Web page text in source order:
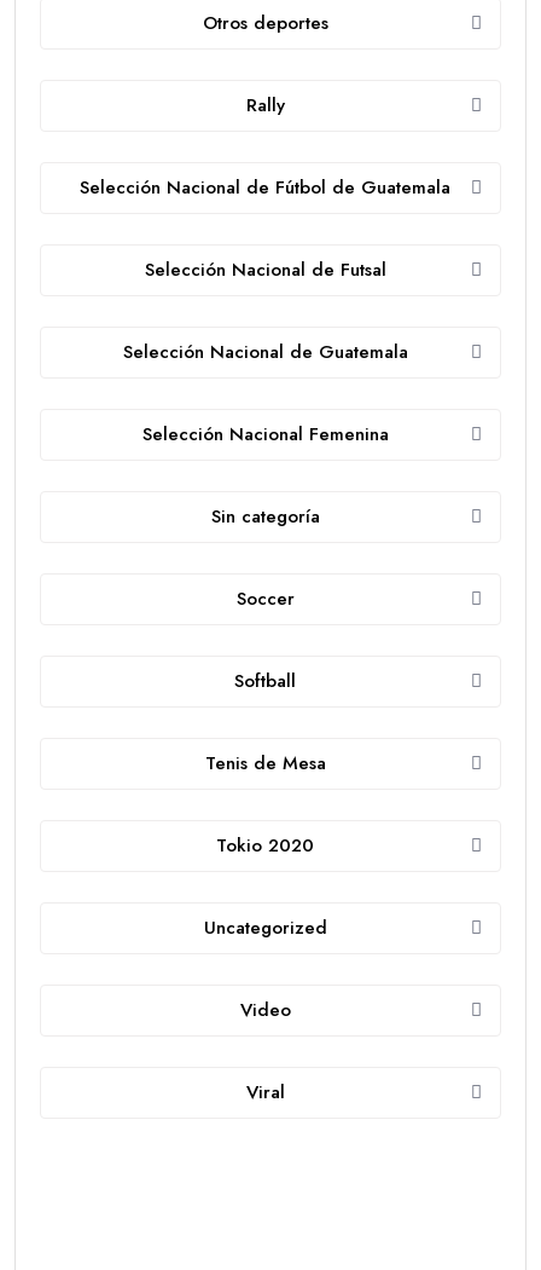
Otros deportes
Rally
Selección Nacional de Fútbol de Guatemala
Selección Nacional de Futsal
Selección Nacional de Guatemala
Selección Nacional Femenina
Sin categoría
Soccer
Softball
Tenis de Mesa
Tokio 2020
Uncategorized
Video
Viral